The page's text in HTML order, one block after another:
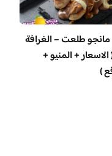
طلعت – الغرافة
+ المنيو +
)